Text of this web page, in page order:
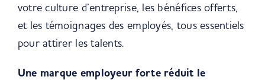
votre culture d’entreprise, les bénéfices offerts,
et les témoignages des employés, tous essentiels
pour attirer les talents.
Une marque employeur forte réduit le